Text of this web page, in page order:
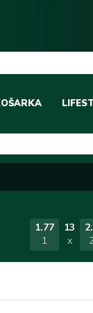
LIGA
REPREZENTATIVNA
1.77
1
13
x